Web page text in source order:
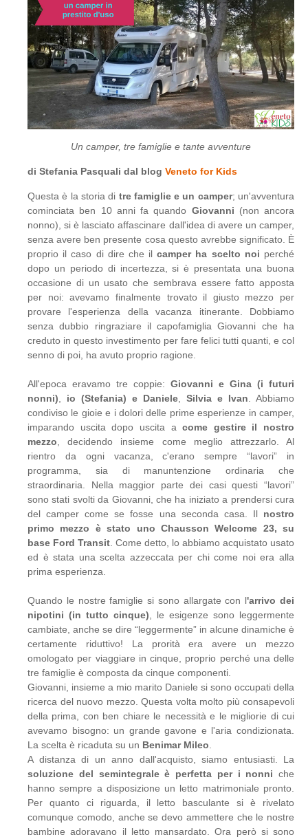
Un camper, tre famiglie e tante avventure
di Stefania Pasquali dal blog Veneto for Kids
Questa è la storia di tre famiglie e un camper; un'avventura
cominciata ben 10 anni fa quando Giovanni (non ancora
nonno), si è lasciato affascinare dall'idea di avere un camper,
senza avere ben presente cosa questo avrebbe significato. È
proprio il caso di dire che ilcamper ha scelto noi perché
dopo un periodo di incertezza, si è presentata una buona
occasione di un usato che sembrava essere fatto apposta
per noi: avevamo finalmente trovato il giusto mezzo per
provare l'esperienza della vacanza itinerante. Dobbiamo
senza dubbio ringraziare il capofamiglia Giovanni che ha
creduto in questo investimento per fare felici tutti quanti, e col
senno di poi, ha avuto proprio ragione.
All'epoca eravamo tre coppie: Giovanni e Gina (i futuri
nonni)
io (Stefania) e Daniele Silvia e Ivan . Abbiamo
condiviso le gioie e i dolori delle prime esperienze in camper,
imparando uscita dopo uscita acome gestire il nostro
mezzo , decidendo insieme come meglio attrezzarlo. Al
rientro da ogni vacanza, c'erano sempre “lavori” in
programma, sia di manuntenzione ordinaria che
straordinaria. Nella maggior parte dei casi questi “lavori”
sono stati svolti da Giovanni, che ha iniziato a prendersi cura
del camper come se fosse una seconda casa. Ilnostro
primo mezzo è stato uno Chausson Welcome 23, su
base Ford Transit . Come detto, lo abbiamo acquistato usato
ed è stata una scelta azzeccata per chi come noi era alla
prima esperienza.
Quando le nostre famiglie si sono allargate con l'arrivo dei
nipotini (in tutto cinque) , le esigenze sono leggermente
cambiate, anche se dire “leggermente” in alcune dinamiche è
certamente riduttivo! La prorità era avere un mezzo
omologato per viaggiare in cinque, proprio perché una delle
tre famiglie è composta da cinque componenti.
Giovanni, insieme a mio marito Daniele si sono occupati della
ricerca del nuovo mezzo. Questa volta molto più consapevoli
della prima, con ben chiare le necessità e le migliorie di cui
avevamo bisogno: un grande gavone e l'aria condizionata.
La scelta è ricaduta su un Benimar Mileo
A distanza di un anno dall'acquisto, siamo entusiasti. La
soluzione del semintegrale è perfetta per i nonni che
hanno sempre a disposizione un letto matrimoniale pronto.
Per quanto ci riguarda, il letto basculante si è rivelato
comunque comodo, anche se devo ammettere che le nostre
bambine adoravano il letto mansardato. Ora però si sono